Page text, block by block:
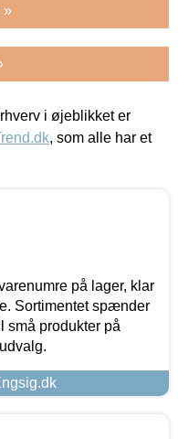
»
i øjeblikket er
, som alle har et
på lager, klar
Sortimentet spænder
små produkter på